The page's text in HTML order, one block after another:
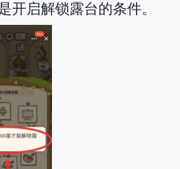
开启解锁露台的条件。